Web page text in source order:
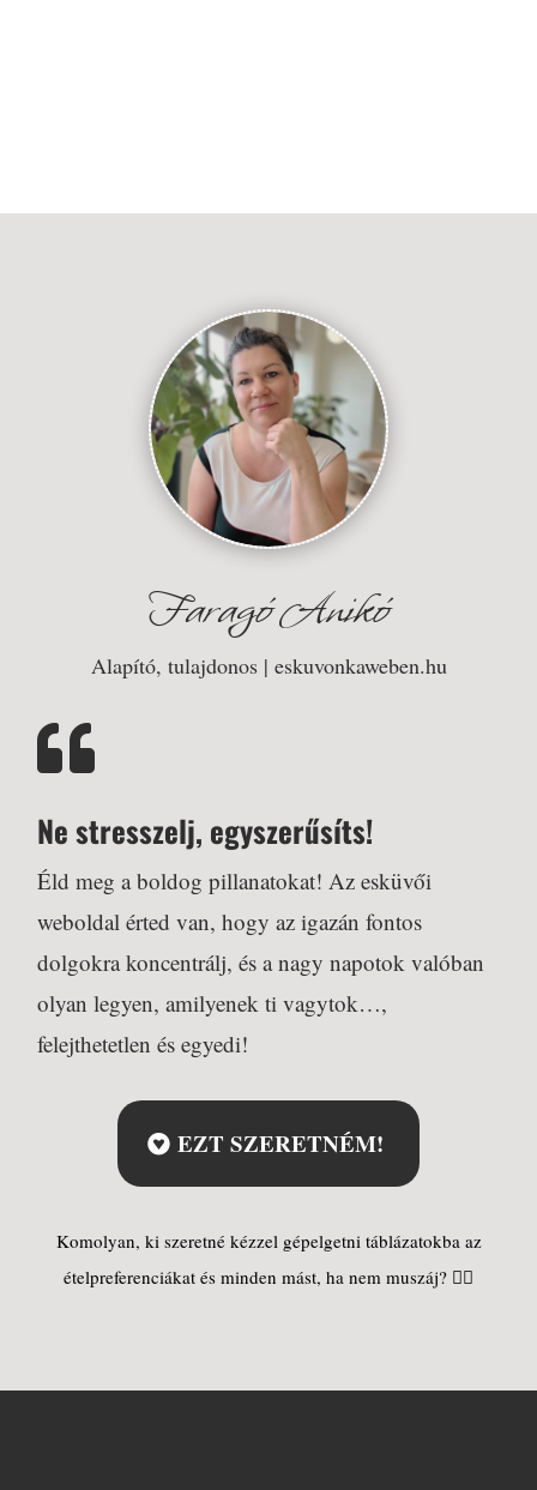
Faragó Anikó
Alapító, tulajdonos | eskuvonkaweben.hu

Ne stresszelj, egyszerűsíts!
Éld meg a boldog pillanatokat! Az esküvői
weboldal érted van, hogy az igazán fontos
dolgokra koncentrálj, és a nagy napotok valóban
olyan legyen, amilyenek ti vagytok…,
felejthetetlen és egyedi!
EZT SZERETNÉM!
Komolyan, ki szeretné kézzel gépelgetni táblázatokba az
ételpreferenciákat és minden mást, ha nem muszáj? 🤷‍♀️